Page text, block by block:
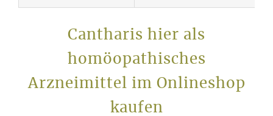
Cantharis hier als
homöopathisches
Arzneimittel im Onlineshop
kaufen